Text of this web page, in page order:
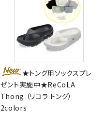
★トング用ソックスプレ
ゼント実施中★ReCoLA
Thong （リコラ トング）
2colors